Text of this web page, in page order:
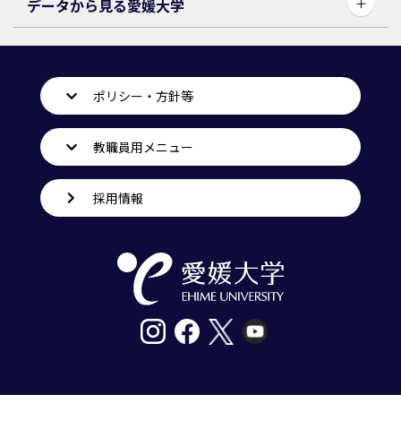
データから見る愛媛大学
ポリシー・方針等
教職員用メニュー
採用情報